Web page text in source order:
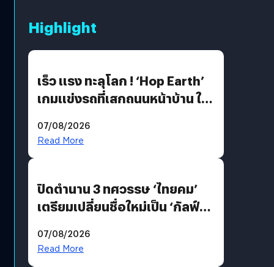
Highlight
เร็ว แรง ทะลุโลก ! ‘Hop Earth’
เกมแข่งรถที่เสกถนนหน้าบ้าน ให้
07/08/2026
Read More
ปิดตำนาน 3 ทศวรรษ ‘ไทยคม’
เตรียมเปลี่ยนชื่อใหม่เป็น ‘กัลฟ์
อวกาศเต็มสูบ
07/08/2026
Read More